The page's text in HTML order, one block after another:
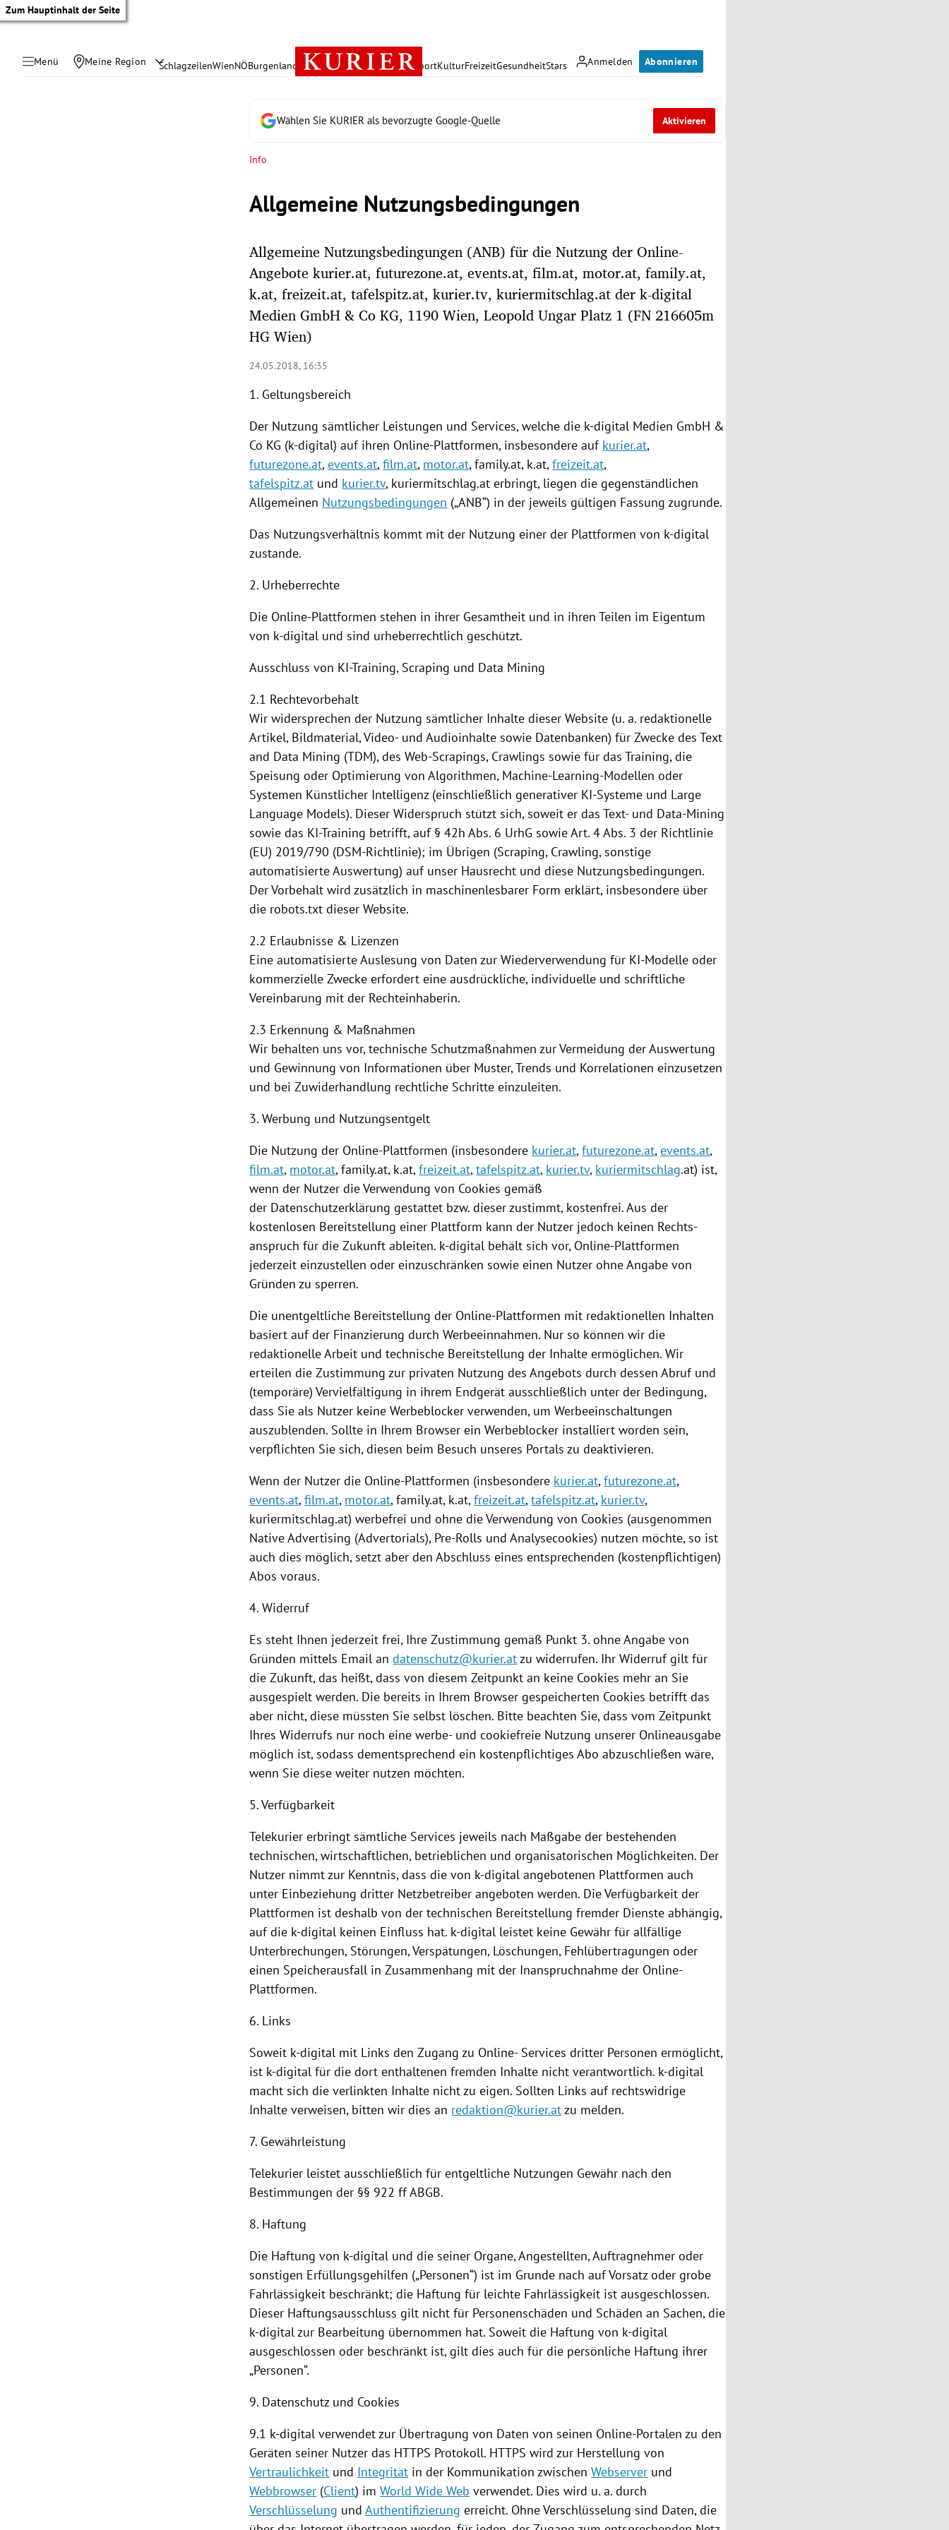
Zum Hauptinhalt der Seite
Menü Meine Region Anmelden Abonnieren
SchlagzeilenWienNÖBurgenland Österreich PolitikWirtschaft SportKulturFreizeitGesundheitStars
Wählen Sie KURIER als bevorzugte Google-Quelle Aktivieren
Info
Allgemeine Nutzungsbedingungen
Allgemeine Nutzungsbedingungen (ANB) für die Nutzung der Online-
Angebote kurier.at, futurezone.at, events.at, film.at, motor.at, family.at,
k.at, freizeit.at, tafelspitz.at, kurier.tv, kuriermitschlag.at der k-digital
Medien GmbH & Co KG, 1190 Wien, Leopold Ungar Platz 1 (FN 216605m
HG Wien)
24.05.2018, 16:35
1. Geltungsbereich
Der Nutzung sämtlicher Leistungen und Services, welche die k-digital Medien GmbH &
Co KG (k-digital) auf ihren Online-Plattformen, insbesondere auf kurier.at,
futurezone.at,events.at,film.at, motor.at, family.at, k.at,freizeit.at,
tafelspitz.at und kurier.tv, kuriermitschlag.at erbringt, liegen die gegenständlichen
Allgemeinen Nutzungsbedingungen („ANB“) in der jeweils gültigen Fassung zugrunde.
Das Nutzungsverhältnis kommt mit der Nutzung einer der Plattformen von k-digital
zustande.
2. Urheberrechte
Die Online-Plattformen stehen in ihrer Gesamtheit und in ihren Teilen im Eigentum
von k-digital und sind urheberrechtlich geschützt.
Ausschluss von KI-Training, Scraping und Data Mining
2.1 Rechtevorbehalt
Wir widersprechen der Nutzung sämtlicher Inhalte dieser Website (u. a. redaktionelle
Artikel, Bildmaterial, Video- und Audioinhalte sowie Datenbanken) für Zwecke des Text
and Data Mining (TDM), des Web-Scrapings, Crawlings sowie für das Training, die
Speisung oder Optimierung von Algorithmen, Machine-Learning-Modellen oder
Systemen Künstlicher Intelligenz (einschließlich generativer KI-Systeme und Large
Language Models). Dieser Widerspruch stützt sich, soweit er das Text- und Data-Mining
sowie das KI-Training betrifft, auf § 42h Abs. 6 UrhG sowie Art. 4 Abs. 3 der Richtlinie
(EU) 2019/790 (DSM-Richtlinie); im Übrigen (Scraping, Crawling, sonstige
automatisierte Auswertung) auf unser Hausrecht und diese Nutzungsbedingungen.
Der Vorbehalt wird zusätzlich in maschinenlesbarer Form erklärt, insbesondere über
die robots.txt dieser Website.
2.2 Erlaubnisse & Lizenzen
Eine automatisierte Auslesung von Daten zur Wiederverwendung für KI-Modelle oder
kommerzielle Zwecke erfordert eine ausdrückliche, individuelle und schriftliche
Vereinbarung mit der Rechteinhaberin.
2.3 Erkennung & Maßnahmen
Wir behalten uns vor, technische Schutzmaßnahmen zur Vermeidung der Auswertung
und Gewinnung von Informationen über Muster, Trends und Korrelationen einzusetzen
und bei Zuwiderhandlung rechtliche Schritte einzuleiten.
3. Werbung und Nutzungsentgelt
Die Nutzung der Online-Plattformen (insbesondere kurier.at,futurezone.at,events.at,
film.at, motor.at, family.at, k.at,freizeit.at,tafelspitz.at, kurier.tv, kuriermitschlag.at) ist,
wenn der Nutzer die Verwendung von Cookies gemäß
der Datenschutzerklärung gestattet bzw. dieser zustimmt, kostenfrei. Aus der
kostenlosen Bereitstellung einer Plattform kann der Nutzer jedoch keinen Rechts­
anspruch für die Zukunft ableiten. k-digital behält sich vor, Online-Plattformen
jederzeit einzustellen oder einzuschränken sowie einen Nutzer ohne Angabe von
Gründen zu sperren.
Die unentgeltliche Bereitstellung der Online-Plattformen mit redaktionellen Inhalten
basiert auf der Finanzierung durch Werbeeinnahmen. Nur so können wir die
redaktionelle Arbeit und technische Bereitstellung der Inhalte ermöglichen. Wir
erteilen die Zustimmung zur privaten Nutzung des Angebots durch dessen Abruf und
(temporäre) Vervielfältigung in ihrem Endgerät ausschließlich unter der Bedingung,
dass Sie als Nutzer keine Werbeblocker verwenden, um Werbeeinschaltungen
auszublenden. Sollte in Ihrem Browser ein Werbeblocker installiert worden sein,
verpflichten Sie sich, diesen beim Besuch unseres Portals zu deaktivieren.
Wenn der Nutzer die Online-Plattformen (insbesondere kurier.at,futurezone.at,
events.at,film.at, motor.at, family.at, k.at,freizeit.at,tafelspitz.at, kurier.tv,
kuriermitschlag.at) werbefrei und ohne die Verwendung von Cookies (ausgenommen
Native Advertising (Advertorials), Pre-Rolls und Analysecookies) nutzen möchte, so ist
auch dies möglich, setzt aber den Abschluss eines entsprechenden (kostenpflichtigen)
Abos voraus.
4. Widerruf
Es steht Ihnen jederzeit frei, Ihre Zustimmung gemäß Punkt 3. ohne Angabe von
Gründen mittels Email andatenschutz@kurier.atzu widerrufen. Ihr Widerruf gilt für
die Zukunft, das heißt, dass von diesem Zeitpunkt an keine Cookies mehr an Sie
ausgespielt werden. Die bereits in Ihrem Browser gespeicherten Cookies betrifft das
aber nicht, diese müssten Sie selbst löschen. Bitte beachten Sie, dass vom Zeitpunkt
Ihres Widerrufs nur noch eine werbe- und cookiefreie Nutzung unserer Onlineausgabe
möglich ist, sodass dementsprechend ein kostenpflichtiges Abo abzuschließen wäre,
wenn Sie diese weiter nutzen möchten.
5. Verfügbarkeit
Telekurier erbringt sämtliche Services jeweils nach Maßgabe der bestehenden
technischen, wirtschaftlichen, betrieblichen und organisatorischen Möglichkeiten. Der
Nutzer nimmt zur Kenntnis, dass die von k-digital angebotenen Plattformen auch
unter Einbeziehung dritter Netzbetreiber angeboten werden. Die Verfügbarkeit der
Plattformen ist deshalb von der technischen Bereitstellung fremder Dienste abhängig,
auf die k-digital keinen Einfluss hat. k-digital leistet keine Gewähr für allfällige
Unterbrechungen, Störungen, Verspätungen, Löschungen, Fehlübertragungen oder
einen Speicherausfall in Zusammenhang mit der Inanspruchnahme der Online-
Plattformen.
6. Links
Soweit k-digital mit Links den Zugang zu Online- Services dritter Personen ermöglicht,
ist k-digital für die dort enthaltenen fremden Inhalte nicht verantwortlich. k-digital
macht sich die verlinkten Inhalte nicht zu eigen. Sollten Links auf rechtswidrige
Inhalte verweisen, bitten wir dies an redaktion@kurier.atzu melden.
7. Gewährleistung
Telekurier leistet ausschließlich für entgeltliche Nutzungen Gewähr nach den
Bestimmungen der §§ 922 ff ABGB.
8. Haftung
Die Haftung von k-digital und die seiner Organe, Angestellten, Auftragnehmer oder
sonstigen Erfüllungsgehilfen („Personen“) ist im Grunde nach auf Vorsatz oder grobe
Fahrlässigkeit beschränkt; die Haftung für leichte Fahrlässigkeit ist ausgeschlossen.
Dieser Haftungsausschluss gilt nicht für Personenschäden und Schäden an Sachen, die
k-digital zur Bearbeitung übernommen hat. Soweit die Haftung von k-digital
ausgeschlossen oder beschränkt ist, gilt dies auch für die persönliche Haftung ihrer
„Personen“.
9. Datenschutz und Cookies
9.1 k-digital verwendet zur Übertragung von Daten von seinen Online-Portalen zu den
Geräten seiner Nutzer das HTTPS Protokoll. HTTPS wird zur Herstellung von
Vertraulichkeit und Integrität in der Kommunikation zwischenWebserver und
Webbrowser (Client) imWorld Wide Web verwendet. Dies wird u. a. durch
Verschlüsselung undAuthentifizierung erreicht. Ohne Verschlüsselung sind Daten, die